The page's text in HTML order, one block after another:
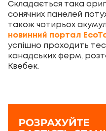
Складається така
сонячних панелей
також чотирьох
новинний портал
успішно проходить
канадських ферм,
Квебек.